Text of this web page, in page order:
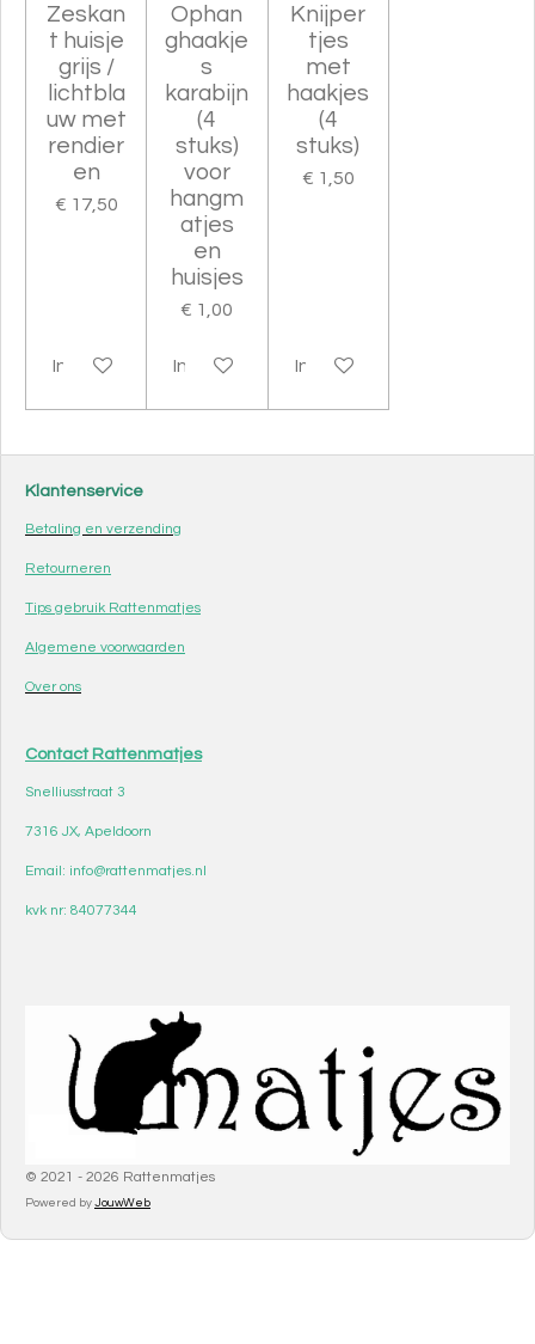
Zeskan
t huisje
grijs /
lichtbla
uw met
rendier
en
€ 17,50
In winkelwagen
Ophan
ghaakje
s
karabijn
(4
stuks)
voor
hangm
atjes
en
huisjes
€ 1,00
In winkelwagen
Knijper
tjes
met
haakjes
(4
stuks)
€ 1,50
In winkelwagen
Klantenservice
Betaling en verzending
Retourneren
Tips gebruik Rattenmatjes
Algemene voorwaarden
Over ons
Contact Rattenmatjes
Snelliusstraat 3
7316 JX, Apeldoorn
Email: info@rattenmatjes.nl
kvk nr: 84077344
© 2021 - 2026 Rattenmatjes
Powered by JouwWeb